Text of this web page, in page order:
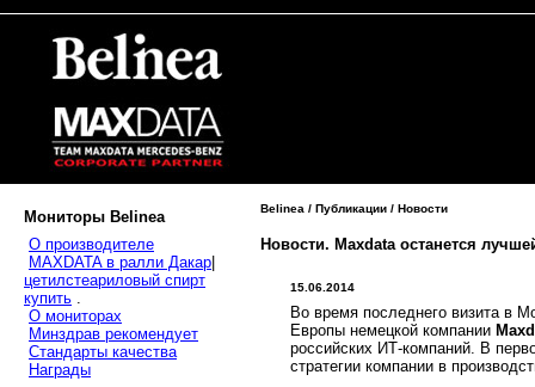
Мониторы Belinea
О производителе
MAXDATA в ралли Дакар
цетилстеариловый спирт
купить .
О мониторах
Минздрав рекомендует
Стандарты качества
Награды
Belinea / Публикации / Новости
Новости. Maxdata останется
15.06.2014
Во время последнего визита в
Европы немецкой компании
российских ИТ-компаний. В
стратегии компании в